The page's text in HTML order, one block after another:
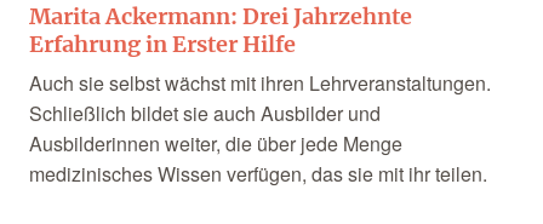
Marita Ackermann: Drei Jahrzehnte
Erfahrung in Erster Hilfe
Auch sie selbst wächst mit ihren Lehrveranstaltungen.
Schließlich bildet sie auch Ausbilder und
Ausbilderinnen weiter, die über jede Menge
medizinisches Wissen verfügen, das sie mit ihr teilen.